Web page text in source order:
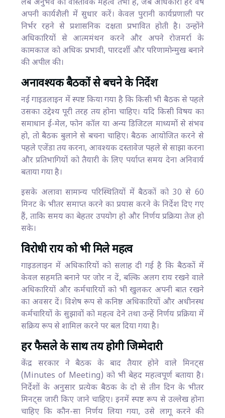
लंबे अनुभव का वास्तविक महत्व तभी है, जब अधिकारी हर वर्ष
अपनी कार्यशैली में सुधार करें। केवल पुरानी कार्यप्रणाली पर
निर्भर रहने से प्रशासनिक दक्षता प्रभावित होती है। उन्होंने
अधिकारियों से आत्ममंथन करने और अपने रोजमर्रा के
कामकाज को अधिक प्रभावी, पारदर्शी और परिणामोन्मुख बनाने
की अपील की।
अनावश्यक बैठकों से बचने के निर्देश
नई गाइडलाइन में स्पष्ट किया गया है कि किसी भी बैठक से पहले
उसका उद्देश्य पूरी तरह तय होना चाहिए। यदि किसी विषय का
समाधान ई-मेल, फोन कॉल या अन्य डिजिटल माध्यमों से संभव
हो, तो बैठक बुलाने से बचना चाहिए। बैठक आयोजित करने से
पहले एजेंडा तय करना, आवश्यक दस्तावेज पहले से साझा करना
और प्रतिभागियों को तैयारी के लिए पर्याप्त समय देना अनिवार्य
बताया गया है।
इसके अलावा सामान्य परिस्थितियों में बैठकों को 30 से 60
मिनट के भीतर समाप्त करने का प्रयास करने के निर्देश दिए गए
हैं, ताकि समय का बेहतर उपयोग हो और निर्णय प्रक्रिया तेज हो
सके।
विरोधी राय को भी मिले महत्व
गाइडलाइन में अधिकारियों को सलाह दी गई है कि बैठकों में
केवल सहमति बनाने पर जोर न दें, बल्कि अलग राय रखने वाले
अधिकारियों और कर्मचारियों को भी खुलकर अपनी बात रखने
का अवसर दें। विशेष रूप से कनिष्ठ अधिकारियों और अधीनस्थ
कर्मचारियों के सुझावों को महत्व देने तथा उन्हें निर्णय प्रक्रिया में
सक्रिय रूप से शामिल करने पर बल दिया गया है।
हर फैसले के साथ तय होगी जिम्मेदारी
केंद्र सरकार ने बैठक के बाद तैयार होने वाले मिनट्स
(Minutes of Meeting) को भी बेहद महत्वपूर्ण बताया है।
निर्देशों के अनुसार प्रत्येक बैठक के दो से तीन दिन के भीतर
मिनट्स जारी किए जाने चाहिए। इनमें स्पष्ट रूप से उल्लेख होना
चाहिए कि कौन-सा निर्णय लिया गया, उसे लागू करने की